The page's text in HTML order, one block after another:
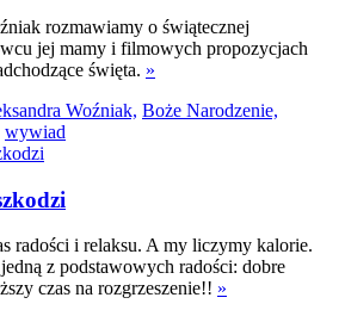
rozmawiamy o świątecznej
jej mamy i filmowych propozycjach
święta. »
Woźniak, Boże Narodzenie,
wywiad
radości i relaksu. A my liczymy kalorie.
z podstawowych radości: dobre
czas na rozgrzeszenie!! »